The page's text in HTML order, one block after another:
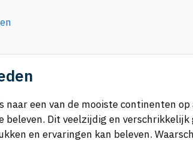
een van de mooiste continenten
beleven. Dit veelzijdig en
en ervaringen kan beleven.